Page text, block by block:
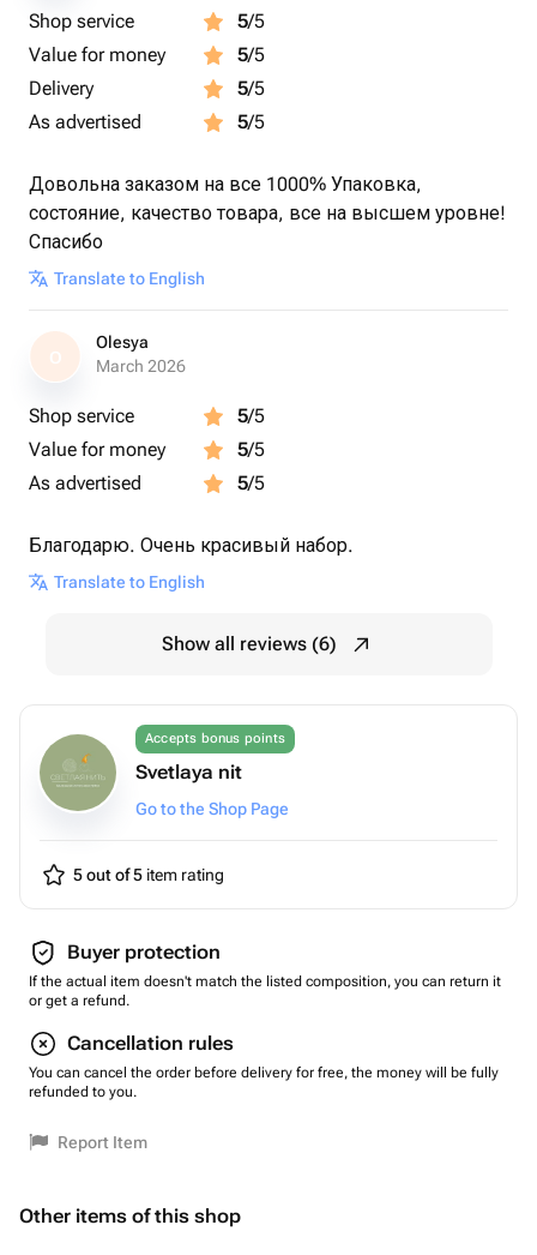
Shop service 5/5
Value for money
5/5
Delivery
5/5
As advertised
5/5
Довольна заказом на все 1000% Упаковка,
состояние, качество товара, все на высшем уровне!
Спасибо
Translate to English
O
Olesya
March 2026
Shop service 5/5
Value for money
5/5
As advertised
5/5
Благодарю. Очень красивый набор.
Translate to English
Show all reviews (6)
Accepts bonus points
Svetlaya nit
Go to the Shop Page
5 out of 5 item rating
Buyer protection
If the actual item doesn't match the listed composition, you can return it
or get a refund.
Cancellation rules
You can cancel the order before delivery for free, the money will be fully
refunded to you.
Report Item
Other items of this shop